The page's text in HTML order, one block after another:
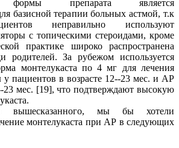
формы препарата является
базисной терапии больных астмой, т.к
неправильно используют
с топическими стероидами, кроме
практике широко распространена
родителей. За рубежом используется
монтелукаста по 4 мг для лечения
пациентов в возрасте 12--23 мес. и АР
23 мес. [19], что подтверждают высокую
вышесказанного, мы бы хотели
монтелукаста при АР в следующих